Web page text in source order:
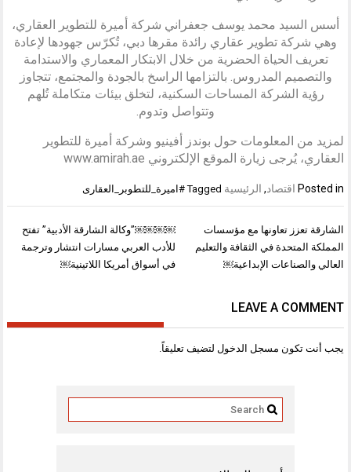
أسس السيد محمد يوسف جعفراني شركة أميرة للتطوير العقاري،
وهي شركة تطوير عقاري رائدة مقرها دبي، تُكرّس جهودها لإعادة
تعريف الحياة الحضرية من خلال الابتكار المعماري والاستدامة
والتصميم المدروس. بالتزامها الراسخ بالجودة والمجتمع، تتجاوز
رؤية الشركة المساحات السكنية، لتخلق بيئات متكاملة تُلهم
وتتواصل وتدوم.
لمزيد من المعلومات حول بوندز أفينيو وشركة أميرة للتطوير
العقاري، يُرجى زيارة الموقع الإلكتروني www.amirah.ae
Posted in اقتصاد, الرئيسية Tagged #اميرة_للتطوبر_العقارى
تصفّح
المقالات
￼￼￼￼”وكالة الشارقة الأدبية” تفتح
للأدب العربي مسارات انتشار وترجمة
في أسواق أمريكا اللاتينية￼
الشارقة تعزز تعاونها مع مؤسسات
المملكة المتحدة في الثقافة والتعليم
العالي والصناعات الإبداعية￼
LEAVE A COMMENT
يجب أنت تكون مسجل الدخول لتضيف تعليقاً.